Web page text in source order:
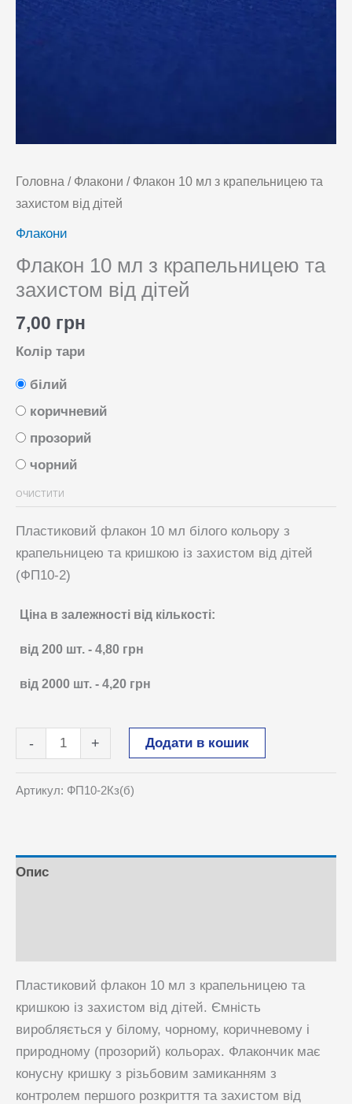
Головна / Флакони / Флакон 10 мл з крапельницею та
захистом від дітей
Флакони
Флакон 10 мл з крапельницею та
захистом від дітей
7,00 грн
Колір тари
білий
коричневий
прозорий
чорний
ОЧИСТИТИ
Пластиковий флакон 10 мл білого кольору з
крапельницею та кришкою із захистом від дітей
(ФП10-2)
Ціна в залежності від кількості:
від 200 шт. - 4,80 грн
від 2000 шт. - 4,20 грн
-
10
захистом
+ Додати в кошик
Артикул: ФП10-2Кз(б)
Опис
Пластиковий флакон 10 мл з крапельницею та
кришкою із захистом від дітей. Ємність
виробляється у білому, чорному, коричневому і
природному (прозорий) кольорах. Флакончик має
конусну кришку з різьбовим замиканням з
контролем першого розкриття та захистом від